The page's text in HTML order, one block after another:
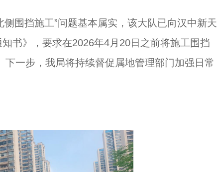
围挡施工”问题基本属实，该大队已向汉中新天
书》，要求在2026年4月20日之前将施工围挡
一步，我局将持续督促属地管理部门加强日常